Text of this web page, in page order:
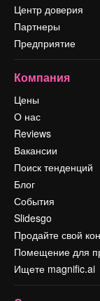
Центр доверия
Партнеры
Предприятие
Компания
Цены
О нас
Reviews
Вакансии
Поиск тенденций
Блог
События
Slidesgo
Продайте свой
Помещение для
Ищете magnific.ai